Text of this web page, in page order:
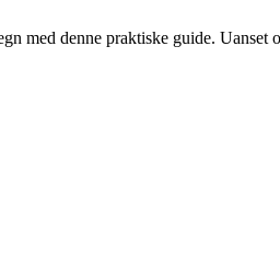
med denne praktiske guide.